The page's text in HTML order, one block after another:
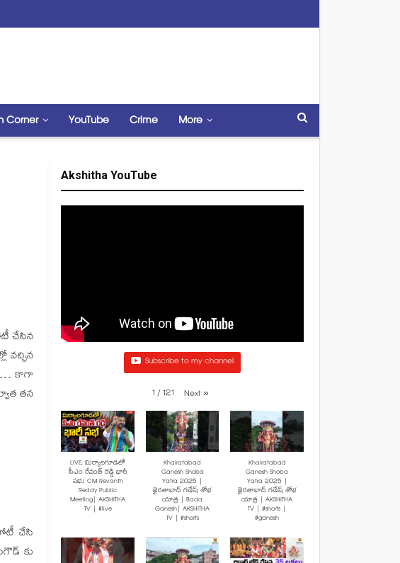
Corner YouTube Crime More
చేసిన
వచ్చిన
కాగా
తన
చేసి
కు
Akshitha YouTube
Subscribe to my channel
1 / 121 Next»
LIVE: మిర్యాలగూడలో
సీఎం రేవంత్ రెడ్డి భారీ
సభ.! CM Revanth
Reddy Public
Meeting| AKSHITHA
TV | #live
Khairatabad
Ganesh Shoba
Yatra 2025 |
ఖైరతాబాద్ గణేష్ శోభ
యాత్ర | Bada
Ganesh| AKSHITHA
TV | #shorts
Khairatabad
Ganesh Shoba
Yatra 2025 |
ఖైరతాబాద్ గణేష్ శోభ
యాత్ర | AKSHITHA
TV | #shorts |
#ganesh